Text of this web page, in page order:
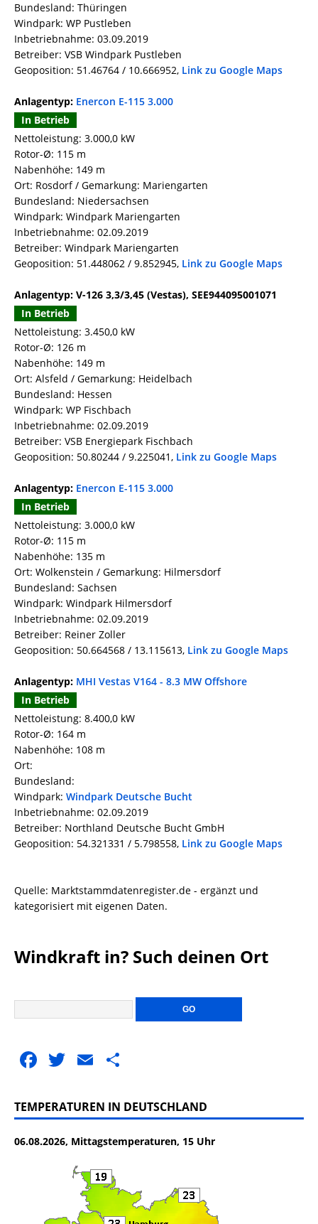
Bundesland: Thüringen
Windpark: WP Pustleben
Inbetriebnahme: 03.09.2019
Betreiber: VSB Windpark Pustleben
Geoposition: 51.46764 / 10.666952, Link zu Google Maps
Anlagentyp: Enercon E-115 3.000
In Betrieb
Nettoleistung: 3.000,0 kW
Rotor-Ø: 115 m
Nabenhöhe: 149 m
Ort: Rosdorf / Gemarkung: Mariengarten
Bundesland: Niedersachsen
Windpark: Windpark Mariengarten
Inbetriebnahme: 02.09.2019
Betreiber: Windpark Mariengarten
Geoposition: 51.448062 / 9.852945, Link zu Google Maps
Anlagentyp: V-126 3,3/3,45 (Vestas), SEE944095001071
In Betrieb
Nettoleistung: 3.450,0 kW
Rotor-Ø: 126 m
Nabenhöhe: 149 m
Ort: Alsfeld / Gemarkung: Heidelbach
Bundesland: Hessen
Windpark: WP Fischbach
Inbetriebnahme: 02.09.2019
Betreiber: VSB Energiepark Fischbach
Geoposition: 50.80244 / 9.225041, Link zu Google Maps
Anlagentyp: Enercon E-115 3.000
In Betrieb
Nettoleistung: 3.000,0 kW
Rotor-Ø: 115 m
Nabenhöhe: 135 m
Ort: Wolkenstein / Gemarkung: Hilmersdorf
Bundesland: Sachsen
Windpark: Windpark Hilmersdorf
Inbetriebnahme: 02.09.2019
Betreiber: Reiner Zoller
Geoposition: 50.664568 / 13.115613, Link zu Google Maps
Anlagentyp: MHI Vestas V164 - 8.3 MW Offshore
In Betrieb
Nettoleistung: 8.400,0 kW
Rotor-Ø: 164 m
Nabenhöhe: 108 m
Ort:
Bundesland:
Windpark: Windpark Deutsche Bucht
Inbetriebnahme: 02.09.2019
Betreiber: Northland Deutsche Bucht GmbH
Geoposition: 54.321331 / 5.798558, Link zu Google Maps
Quelle: Marktstammdatenregister.de - ergänzt und
kategorisiert mit eigenen Daten.
Windkraft in? Such deinen Ort
F
c
e
b
T
it
te
r
E
ai
l
le
n
TEMPERATUREN IN DEUTSCHLAND
06.08.2026, Mittagstemperaturen, 15 Uhr